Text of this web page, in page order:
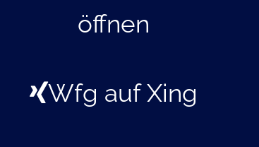
öffnen
Wfg auf Xing